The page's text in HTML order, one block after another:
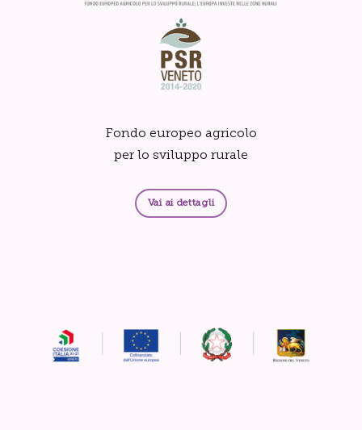
Fondo europeo agricolo
per lo sviluppo rurale
Vai ai dettagli